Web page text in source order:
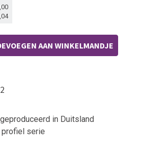
AAN WINKELMANDJE
in Duitsland
profiel serie